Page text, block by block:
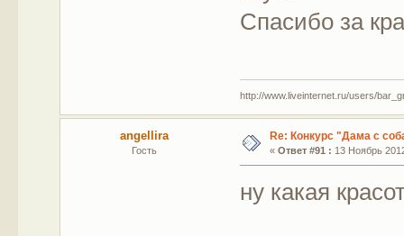
Спасибо за
http://www.liveinternet.ru/users/
angellira
Гость
Re: Конкурс "Дама с
« Ответ #91 : 13 Ноябрь
ну какая